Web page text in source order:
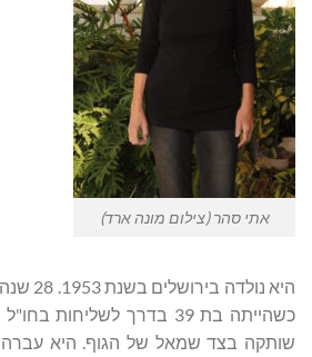
אתי סהר (צילום מונה ארד)
היא
כשהייתה בת 39 בדרך
שותקה בצד שמאל של הגוף. היא